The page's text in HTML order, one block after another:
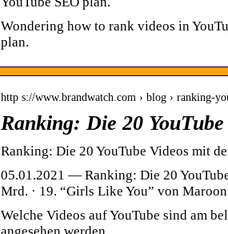
Wondering how to rank videos in
plan.
http s://www.brandwatch.com › blog › ranking-
Ranking: Die 20
Ranking: Die 20 YouTube Videos mit
05.01.2021 — Ranking: Die 20
Mrd. · 19. “Girls Like You” von
Welche Videos auf YouTube sind am
angesehen werden.